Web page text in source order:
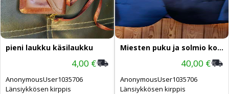
pieni laukku käsilaukku
4,00 €
AnonymousUser1035706
Länsiykkösen kirppis
Miesten puku ja solmio koko 50
40,00 €
AnonymousUser1035706
Länsiykkösen kirppis